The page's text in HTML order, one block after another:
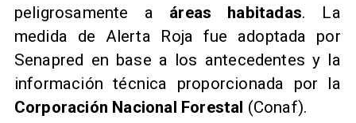
peligrosamente a áreas habitadas. La
medida de Alerta Roja fue adoptada por
Senapred en base a los antecedentes y la
información técnica proporcionada por la
Corporación Nacional Forestal (Conaf).